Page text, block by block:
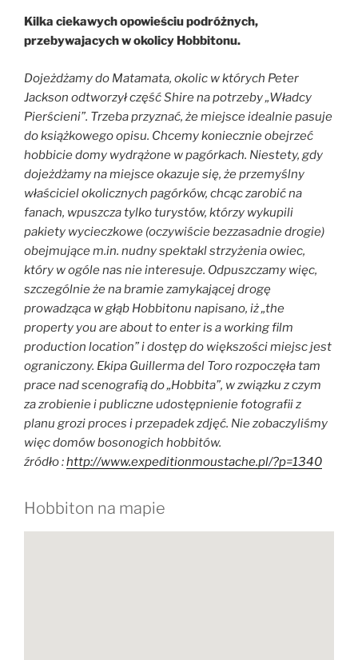
Kilka ciekawych opowieściu podróżnych,
przebywajacych w okolicy Hobbitonu.
Dojeżdżamy do Matamata, okolic w których Peter
Jackson odtworzył część Shire na potrzeby „Władcy
Pierścieni”. Trzeba przyznać, że miejsce idealnie pasuje
do książkowego opisu. Chcemy koniecznie obejrzeć
hobbicie domy wydrążone w pagórkach. Niestety, gdy
dojeżdżamy na miejsce okazuje się, że przemyślny
właściciel okolicznych pagórków, chcąc zarobić na
fanach, wpuszcza tylko turystów, którzy wykupili
pakiety wycieczkowe (oczywiście bezzasadnie drogie)
obejmujące m.in. nudny spektakl strzyżenia owiec,
który w ogóle nas nie interesuje. Odpuszczamy więc,
szczególnie że na bramie zamykającej drogę
prowadząca w głąb Hobbitonu napisano, iż „the
property you are about to enter is a working film
production location” i dostęp do większości miejsc jest
ograniczony. Ekipa Guillerma del Toro rozpoczęła tam
prace nad scenografią do „Hobbita”, w związku z czym
za zrobienie i publiczne udostępnienie fotografii z
planu grozi proces i przepadek zdjęć. Nie zobaczyliśmy
więc domów bosonogich hobbitów.
źródło :http://www.expeditionmoustache.pl/?p=1340
Hobbiton na mapie